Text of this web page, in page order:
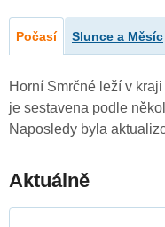
Počasí Slunce a Měsíc
Horní Smrčné leží v
je sestavena podle
Naposledy byla
Aktuálně